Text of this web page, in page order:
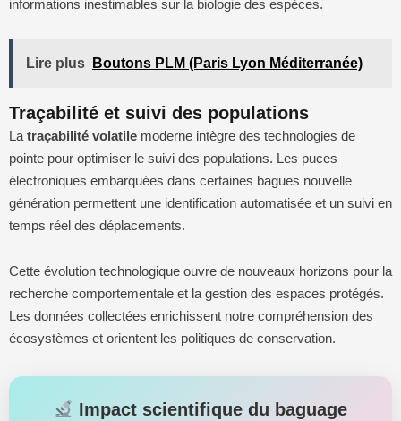
informations inestimables sur la biologie des espèces.
Lire plus Boutons PLM (Paris Lyon Méditerranée)
Traçabilité et suivi des populations
La traçabilité volatile moderne intègre des technologies de
pointe pour optimiser le suivi des populations. Les puces
électroniques embarquées dans certaines bagues nouvelle
génération permettent une identification automatisée et un suivi en
temps réel des déplacements.
Cette évolution technologique ouvre de nouveaux horizons pour la
recherche comportementale et la gestion des espaces protégés.
Les données collectées enrichissent notre compréhension des
écosystèmes et orientent les politiques de conservation.
Impact scientifique du baguage